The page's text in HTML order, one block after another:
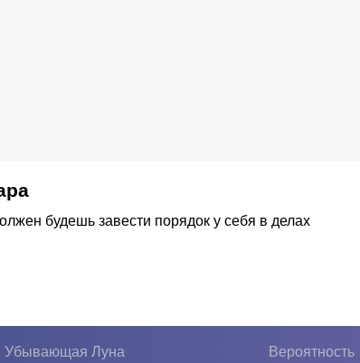
будешь завести порядок у себя в делах
Убывающая Луна
Вероятность